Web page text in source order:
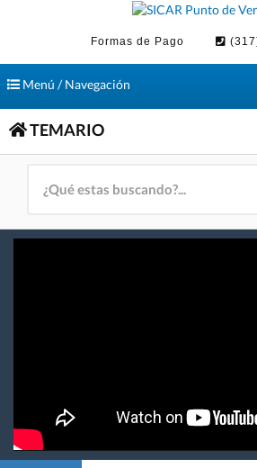
Formas de Pago
ToggleMenú / Navegación
TEMARIO